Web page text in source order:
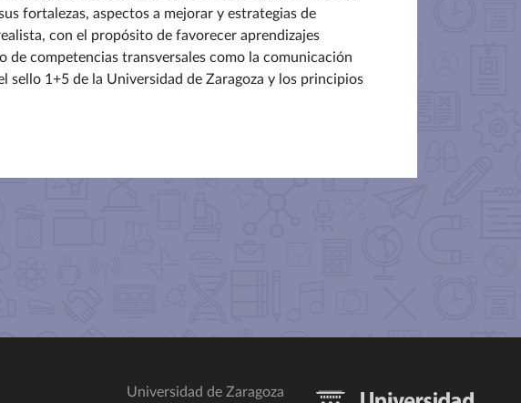
fortalezas, aspectos a mejorar y estrategias de
con el propósito de favorecer aprendizajes
competencias transversales como la comunicación
1+5 de la Universidad de Zaragoza y los principios
Universidad de Zaragoza